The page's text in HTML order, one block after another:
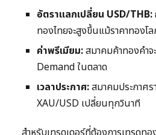
อัตราแลกเปลี่ยน USD/THB:
ทองไทยจะสูงขึ้นแม้ราคาทองโ
ค่าพรีเมียม:สมาคมค้าทองคำ
Demand ในตลาด
เวลาประกาศ:สมาคมประกาศ
XAU/USD เปลี่ยนทุกวินาที